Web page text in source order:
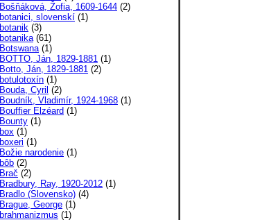
Bošňáková, Žofia, 1609-1644 (2)
botanici, slovenskí (1)
botanik (3)
botanika(61)
Botswana(1)
BOTTO, Ján, 1829-1881 (1)
Botto, Ján, 1829-1881 (2)
botulotoxín (1)
Bouda, Cyril (2)
Boudník, Vladimír, 1924-1968 (1)
Bouffier Elzéard (1)
Bounty (1)
box (1)
boxeri (1)
Božie narodenie (1)
bôb (2)
Brač (2)
Bradbury, Ray, 1920-2012 (1)
Bradlo (Slovensko) (4)
Brague, George (1)
brahmanizmus (1)